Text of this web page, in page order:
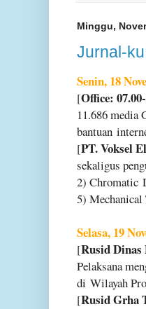
Minggu,
Jurnal-
Senin, 18
[Office:
11.686 media
bantuan
[PT. Voksel
sekaligus
2) Chromatic
5) Mechanical
Selasa, 19
[Rusid Dinas
Pelaksana
di Wilayah
[Rusid Grha